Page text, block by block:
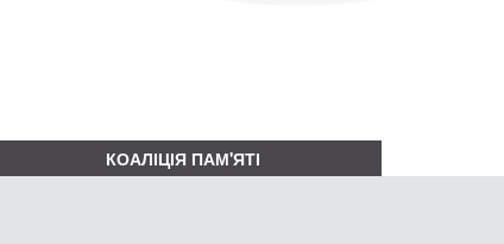
КОАЛІЦІЯ ПАМ'ЯТІ